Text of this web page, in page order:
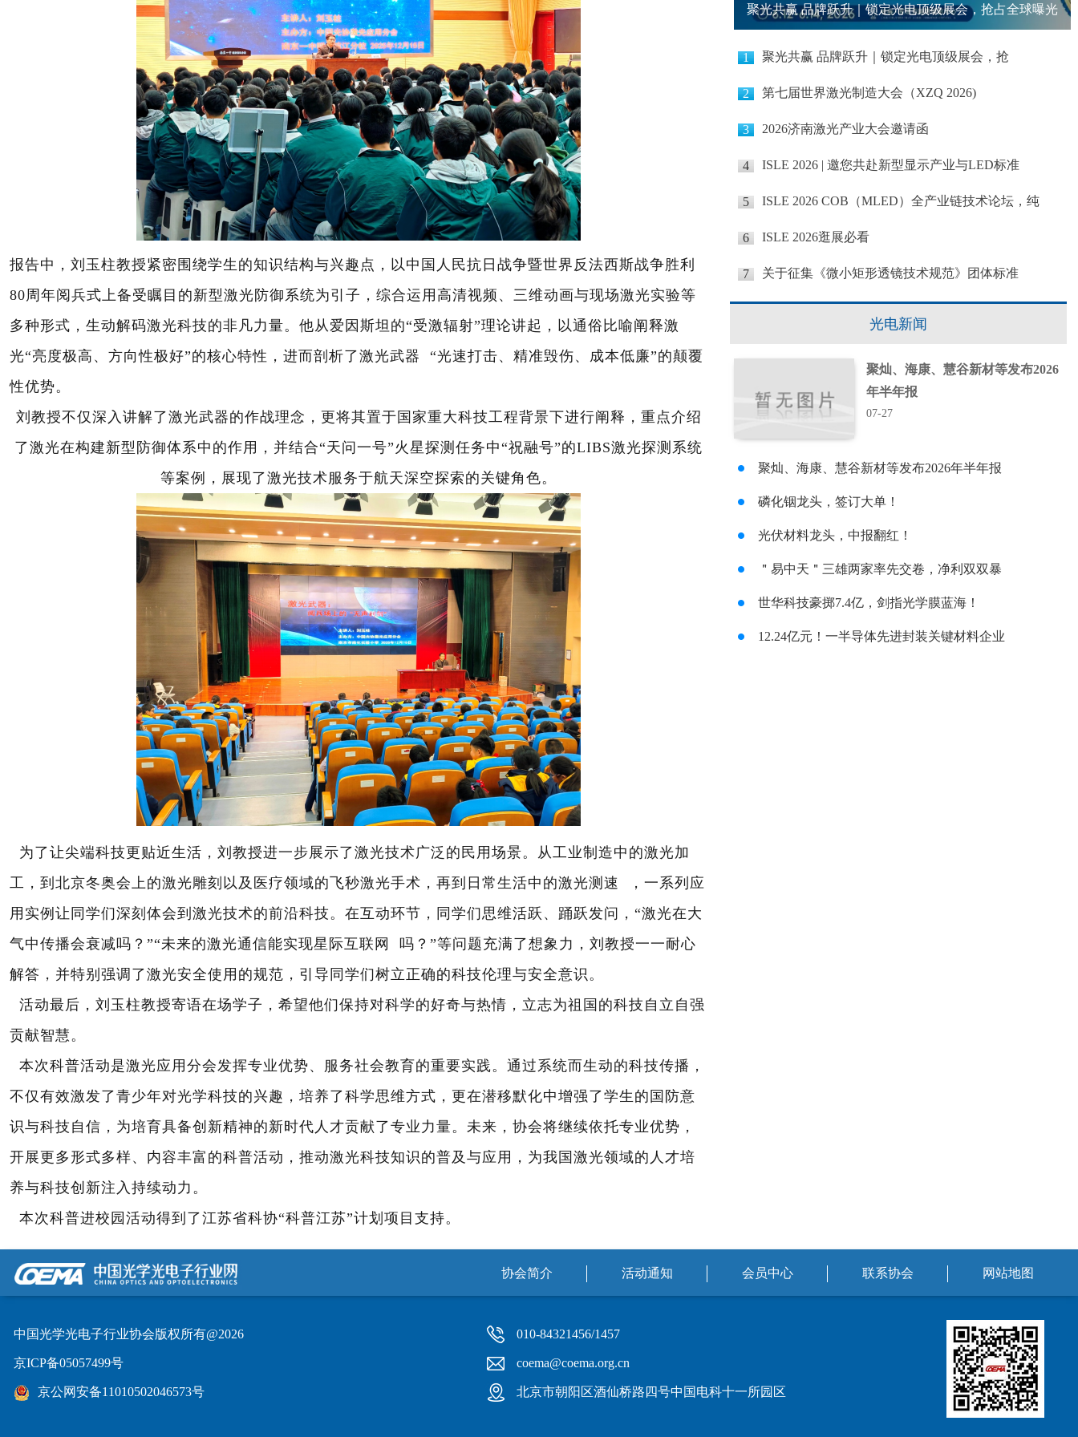
报告中，刘玉柱教授紧密围绕学生的知识结构与兴趣点，以中国人民抗日战争暨世界反法西斯战争胜利
80周年阅兵式上备受瞩目的新型激光防御系统为引子，综合运用高清视频、三维动画与现场激光实验等
多种形式，生动解码激光科技的非凡力量。他从爱因斯坦的“受激辐射”理论讲起，以通俗比喻阐释激
光“亮度极高、方向性极好”的核心特性，进而剖析了激光武器
“光速打击、精准毁伤、成本低廉”的颠覆
性优势。
刘教授不仅深入讲解了激光武器的作战理念，更将其置于国家重大科技工程背景下进行阐释，重点介绍
了激光在构建新型防御体系中的作用，并结合“天问一号”火星探测任务中“祝融号”的LIBS激光探测系统
等案例，展现了激光技术服务于航天深空探索的关键角色。
为了让尖端科技更贴近生活，刘教授进一步展示了激光技术广泛的民用场景。从工业制造中的激光加
工，到北京冬奥会上的激光雕刻以及医疗领域的飞秒激光手术，再到日常生活中的激光测速
，一系列应
用实例让同学们深刻体会到激光技术的前沿科技。在互动环节，同学们思维活跃、踊跃发问， “激光在大
气中传播会衰减吗？”“未来的激光通信能实现星际互联网
吗？”等问题充满了想象力，刘教授一一耐心
解答，并特别强调了激光安全使用的规范，引导同学们树立正确的科技伦理与安全意识。
活动最后，刘玉柱教授寄语在场学子，希望他们保持对科学的好奇与热情，立志为祖国的科技自立自强
贡献智慧。
本次科普活动是激光应用分会发挥专业优势、服务社会教育的重要实践。通过系统而生动的科技传播，
不仅有效激发了青少年对光学科技的兴趣，培养了科学思维方式，更在潜移默化中增强了学生的国防意
识与科技自信，为培育具备创新精神的新时代人才贡献了专业力量。未来，协会将继续依托专业优势，
开展更多形式多样、内容丰富的科普活动，推动激光科技知识的普及与应用，为我国激光领域的人才培
养与科技创新注入持续动力。
本次科普进校园活动得到了江苏省科协“科普江苏”计划项目支持。
聚光共赢 品牌跃升｜锁定光电顶级展会，抢占全球曝光
1
聚光共赢 品牌跃升｜锁定光电顶级展会，抢
2 第七届世界激光制造大会（XZQ 2026)
3 2026济南激光产业大会邀请函
4 ISLE 2026 | 邀您共赴新型显示产业与LED标准
5 ISLE 2026 COB（MLED）全产业链技术论坛，纯
6 ISLE 2026逛展必看
7 关于征集《微小矩形透镜技术规范》团体标准
光电新闻
聚灿、海康、慧谷新材等发布2026
年半年报
07-27
聚灿、海康、慧谷新材等发布2026年半年报
磷化铟龙头，签订大单！
光伏材料龙头，中报翻红！
＂易中天＂三雄两家率先交卷，净利双双暴
世华科技豪掷7.4亿，剑指光学膜蓝海！
12.24亿元！一半导体先进封装关键材料企业
协会简介 活动通知 会员中心 联系协会 网站地图
中国光学光电子行业协会版权所有@2026
京ICP备05057499号
京公网安备11010502046573号
010-84321456/1457
coema@coema.org.cn
北京市朝阳区酒仙桥路四号中国电科十一所园区